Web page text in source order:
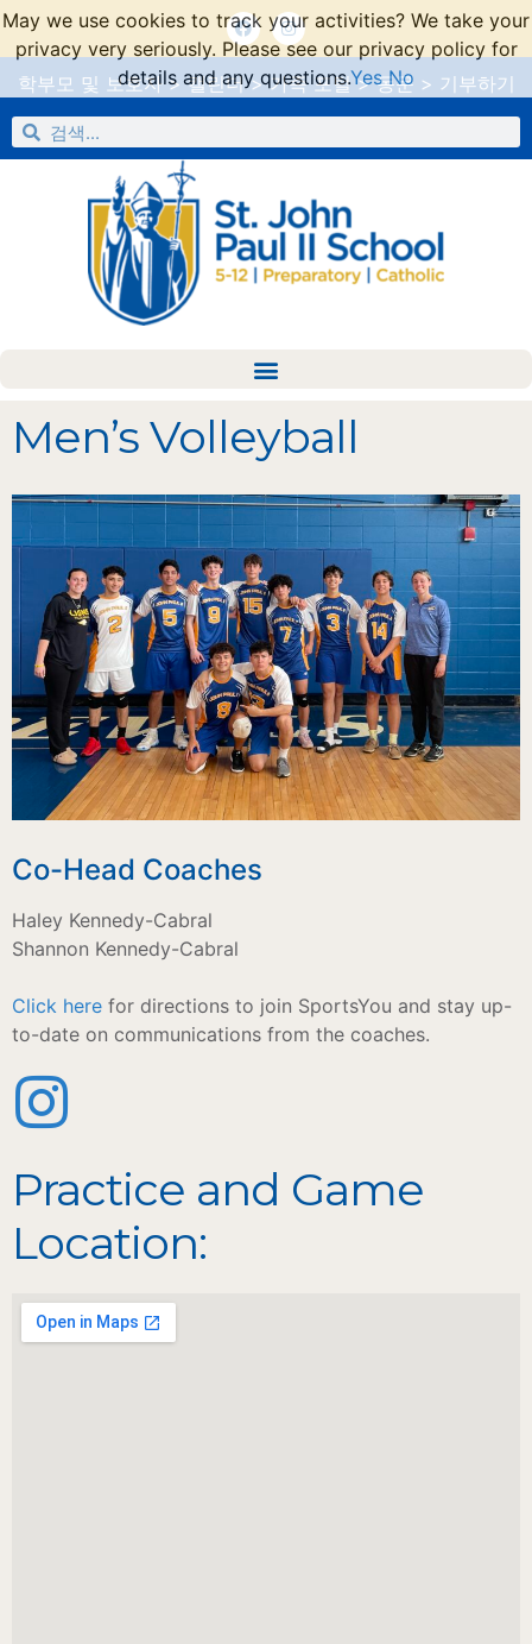
학부모 및 보호자>캘린더>가족 포털>동문 > 기부하기
Men’s Volleyball
Co-Head Coaches
Haley Kennedy-Cabral
Shannon Kennedy-Cabral
Click here for directions to join SportsYou and stay up-
to-date on communications from the coaches.
Practice and Game
Location:
May we use cookies to track your activities? We take your
privacy very seriously. Please see our privacy policy for
details and any questions.Yes No